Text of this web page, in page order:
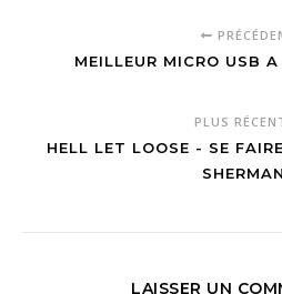
MEILLEUR MICRO USB
PLUS
HELL LET LOOSE - SE
LAISSER UN